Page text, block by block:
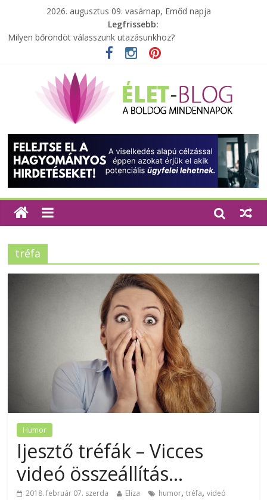
2026. augusztus 09. vasárnap, Emőd napja
Legfrissebb:
Milyen bőröndöt válasszunk utazásunkhoz?
Elérhető zöld energia mindenki számára
Különleges tömörfa ládák Indiából
A zöld forradalom: A mosó- és parfümtermékek környezetbarát
szempontjainak erősítése
tréfa
Humor
Ijesztő tréfák – Vicces
videó összeállítás…
2018. február 07. szerda Eliza humor,tréfa,videó